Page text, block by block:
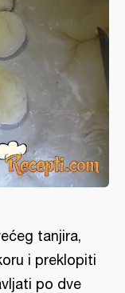
tanjira,
i preklopiti
po dve